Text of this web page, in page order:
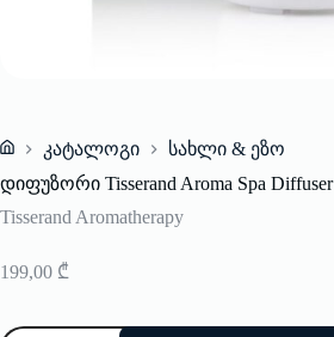
Home
კატალოგი
სახლი & ეზო
დიფუზორი Tisserand Aroma Spa Diffuser
Tisserand Aromatherapy
199,00 ₾